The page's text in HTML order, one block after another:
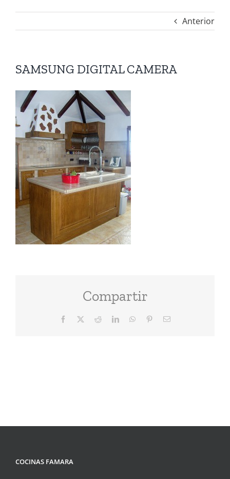
Anterior
SAMSUNG DIGITAL CAMERA
Compartir
Facebook RedditLinkedInWhatsAppPinterestCorreo
COCINAS FAMARA